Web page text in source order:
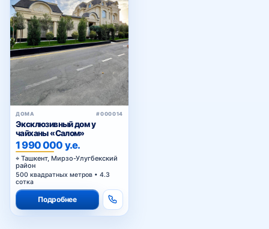
ДОМА #000014
Эксклюзивный дом у
чайханы «Салом»
1 990 000 у.е.
Ташкент, Мирзо-Улугбекский
район
500 квадратных метров • 4.3
сотка
Подробнее